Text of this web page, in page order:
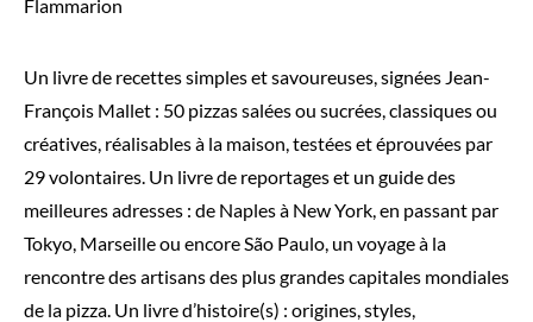
Flammarion
Un livre de recettes simples et savoureuses, signées Jean-
François Mallet : 50 pizzas salées ou sucrées, classiques ou
créatives, réalisables à la maison, testées et éprouvées par
29 volontaires. Un livre de reportages et un guide des
meilleures adresses : de Naples à New York, en passant par
Tokyo, Marseille ou encore São Paulo, un voyage à la
rencontre des artisans des plus grandes capitales mondiales
de la pizza. Un livre d’histoire(s) : origines, styles,